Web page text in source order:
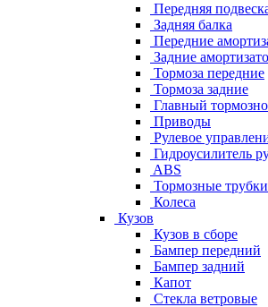
Передняя
Задняя балка
Передние
Задние
Тормоза передние
Тормоза задние
Главный
Приводы
Рулевое
Гидроусилитель
ABS
Тормозные трубки
Колеса
Кузов
Кузов в сборе
Бампер передний
Бампер задний
Капот
Стекла ветровые